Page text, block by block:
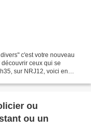
c'est votre nouveau
ceux qui se
sur NRJ12, voici en
ou
ou un